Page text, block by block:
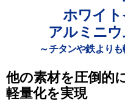
ホワイ
アルミニ
～チタンや鉄より
他の素材を圧倒的
軽量化を実現